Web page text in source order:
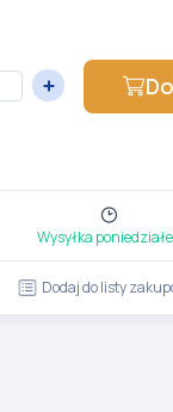
Wysyłka
Dodaj do listy